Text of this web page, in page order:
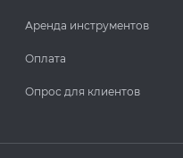
Аренда инструментов
Оплата
Опрос для клиентов